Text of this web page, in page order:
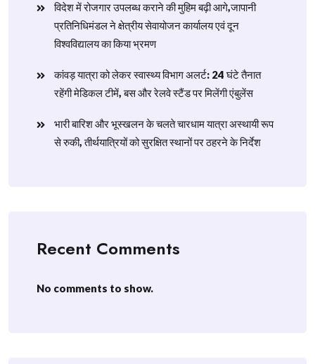
विदेश में रोजगार उपलब्ध कराने की मुहिम बढ़ी आगे,जापानी
प्रतिनिधिमंडल ने क्षेत्रीय सेवायोजन कार्यालय एवं दून
विश्वविद्यालय का किया भ्रमण
​कांवड़ यात्रा को लेकर स्वास्थ्य विभाग अलर्ट: 24 घंटे तैनात
रहेंगी मेडिकल टीमें, बस और रेलवे स्टैंड पर मिलेंगी एंबुलेंस
​भारी बारिश और भूस्खलन के चलते चारधाम यात्रा अस्थायी रूप
से रुकी, तीर्थयात्रियों को सुरक्षित स्थानों पर ठहरने के निर्देश
Recent Comments
No comments to show.